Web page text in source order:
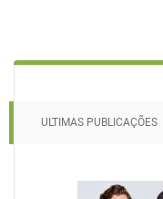
ULTIMAS PUBLICAÇÕES